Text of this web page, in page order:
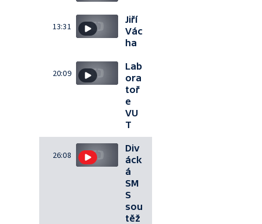
13:31
Jiří
Vác
ha
20:09
Lab
ora
toř
e
VU
T
26:08
Div
áck
á
SM
S
sou
těž